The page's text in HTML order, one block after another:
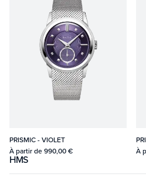
PRISMIC - VIOLET
À partir de990,00 €
À
HMS